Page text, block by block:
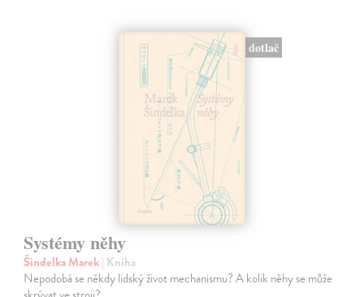
dotlač
Systémy něhy
Šindelka Marek| Kniha
Nepodobá se někdy lidský život mechanismu? A kolik něhy se může